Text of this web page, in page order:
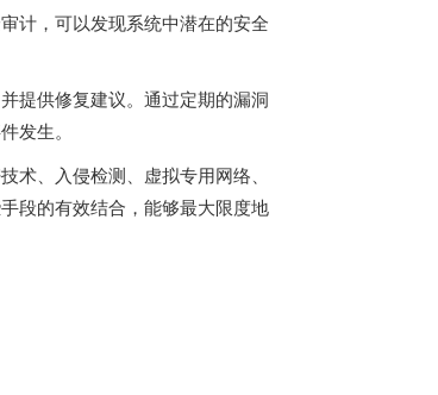
计，可以发现系统中潜在的安全
提供修复建议。通过定期的漏洞
发生。
、入侵检测、虚拟专用网络、
段的有效结合，能够最大限度地